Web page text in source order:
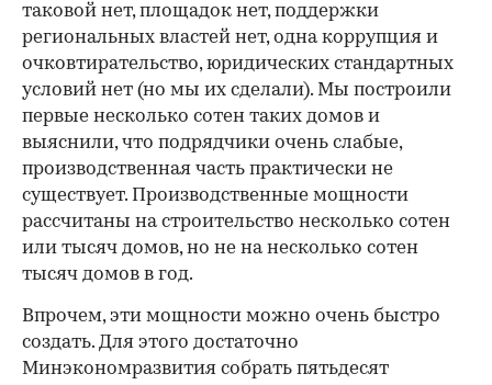
таковой нет, площадок нет, поддержки
региональных властей нет, одна коррупция и
очковтирательство, юридических стандартных
условий нет (но мы их сделали). Мы построили
первые несколько сотен таких домов и
выяснили, что подрядчики очень слабые,
производственная часть практически не
существует. Производственные мощности
рассчитаны на строительство несколько сотен
или тысяч домов, но не на несколько сотен
тысяч домов в год.
Впрочем, эти мощности можно очень быстро
создать. Для этого достаточно
Минэкономразвития собрать пятьдесят